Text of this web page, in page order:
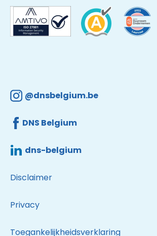
@dnsbelgium.be
DNS Belgium
dns-belgium
Disclaimer
Privacy
Toegankelijkheidsverklaring